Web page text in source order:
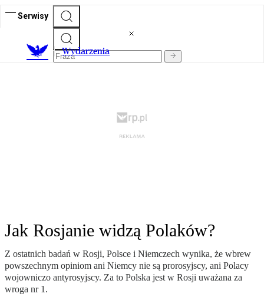
Serwisy
Wydarzenia
Jak Rosjanie widzą Polaków?
Z ostatnich badań w Rosji, Polsce i Niemczech wynika, że wbrew
powszechnym opiniom ani Niemcy nie są prorosyjscy, ani Polacy
wojowniczo antyrosyjscy. Za to Polska jest w Rosji uważana za
wroga nr 1.